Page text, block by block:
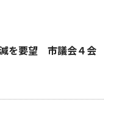
を要望 市議会４会